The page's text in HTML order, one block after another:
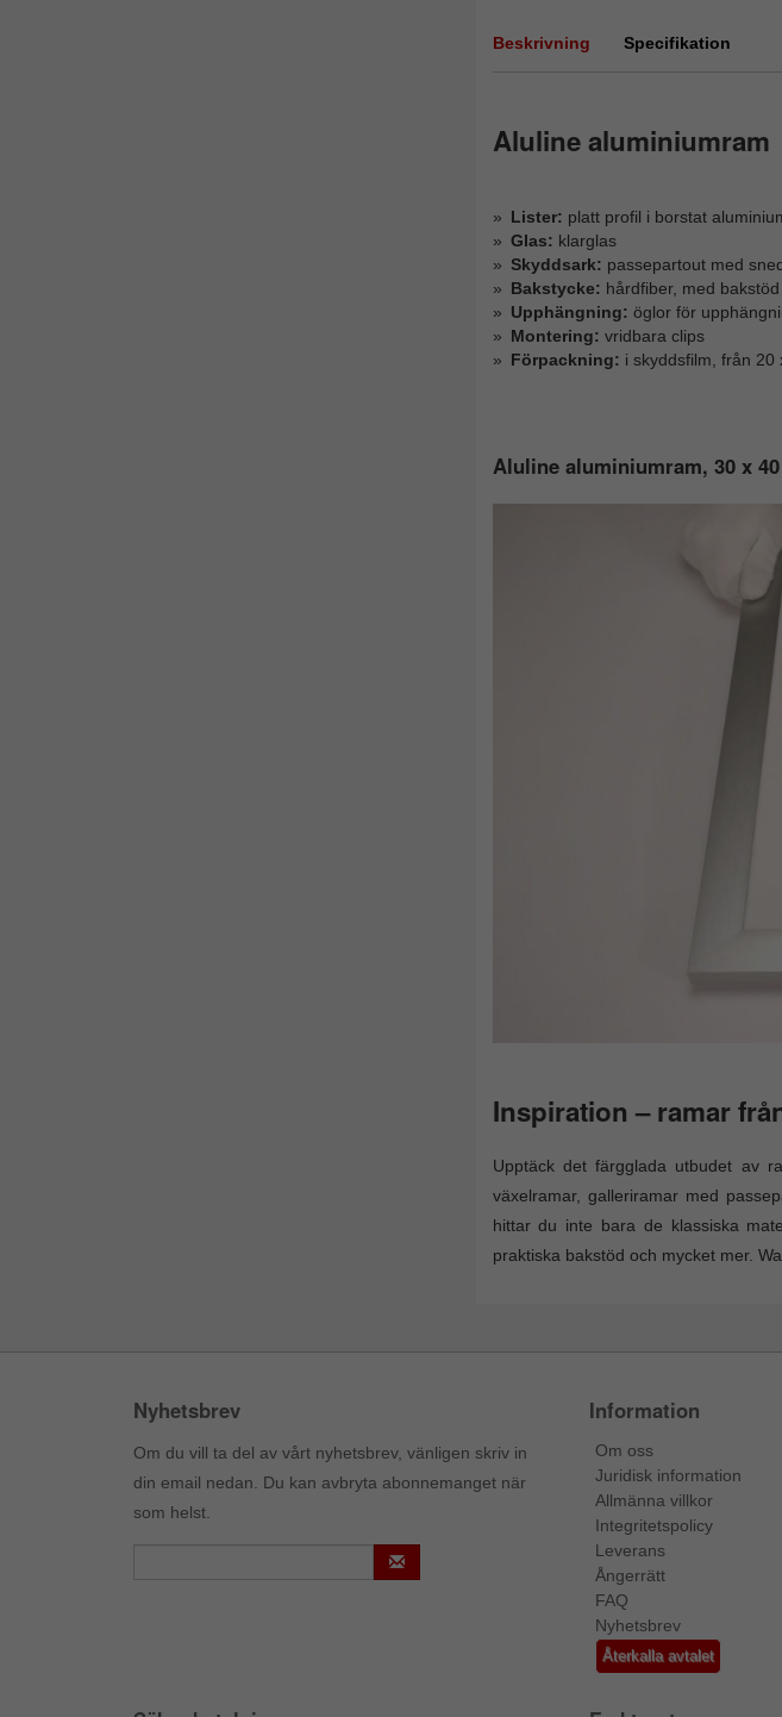
Beskrivning Specifikation
Aluline aluminiumram
Lister: platt profil i borstat
Glas: klarglas
Skyddsark: passepartout med
Bakstycke: hårdfiber, med
Upphängning: öglor för
Montering: vridbara clips
Förpackning: i skyddsfilm, från 20
Aluline aluminiumram, 30 x
Inspiration – ramar
Upptäck det färgglada utbudet av
växelramar, galleriramar med
hittar du inte bara de klassiska
praktiska bakstöd och mycket mer.
Nyhetsbrev
Om du vill ta del av vårt nyhetsbrev, vänligen skriv in
din email nedan. Du kan avbryta abonnemanget när
som helst.
Information
Om oss
Juridisk information
Allmänna villkor
Integritetspolicy
Leverans
Ångerrätt
FAQ
Nyhetsbrev
Återkalla avtalet